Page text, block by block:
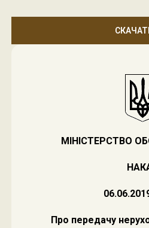
МІНІСТЕРСТВО
Про передачу